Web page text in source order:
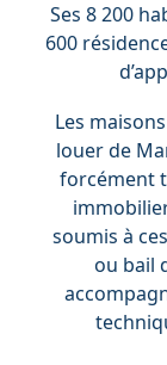
Ses 8 200
600
Les
louer de
forcément
soumis à
ou bail